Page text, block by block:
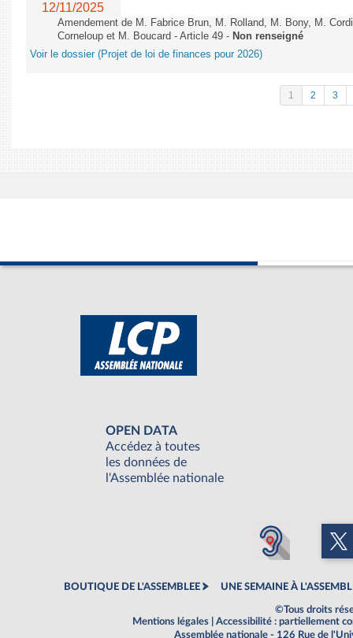
12/11/2025
Amendement de M. Fabrice Brun, M. Rolland, M. Bony, M.
Corneloup et M. Boucard - Article 49 - Non renseigné
Voir le dossier (Projet de loi de finances pour 2026)
1 2 3
OPEN DATA
Accédez à toutes
les données de
l'Assemblée nationale
BOUTIQUE DE L'ASSEMBLEE UNE SEMAINE À
©Tous droits
Mentions légales
Accessibilité : partiellement
Assemblée nationale - 126 Rue de